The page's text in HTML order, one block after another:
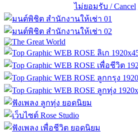
ไม่ยอมรับ / Cancel